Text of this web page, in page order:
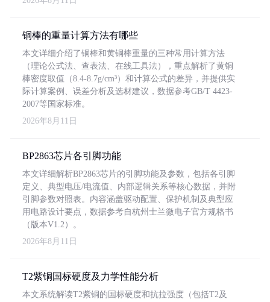
铜棒的重量计算方法有哪些
本文详细介绍了铜棒和黄铜棒重量的三种常用计算方法
（理论公式法、查表法、在线工具法），重点解析了黄铜
棒密度取值（8.4-8.7g/cm³）和计算公式的差异，并提供实
际计算案例、误差分析及选材建议，数据参考GB/T 4423-
2007等国家标准。
2026年8月11日
BP2863芯片各引脚功能
本文详细解析BP2863芯片的引脚功能及参数，包括各引脚
定义、典型电压/电流值、内部逻辑关系等核心数据，并附
引脚参数对照表。内容涵盖驱动配置、保护机制及典型应
用电路设计要点，数据参考自杭州士兰微电子官方规格书
（版本V1.2）。
2026年8月11日
T2紫铜国标硬度及力学性能分析
本文系统解读T2紫铜的国标硬度和抗拉强度（包括T2及